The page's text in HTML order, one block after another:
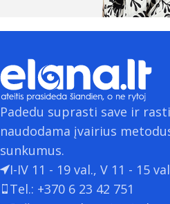
Padedu suprasti save ir
naudodama įvairius
sunkumus.
I-IV 11 - 19 val., V 11 - 15
Tel.: +370 6 23 42 751